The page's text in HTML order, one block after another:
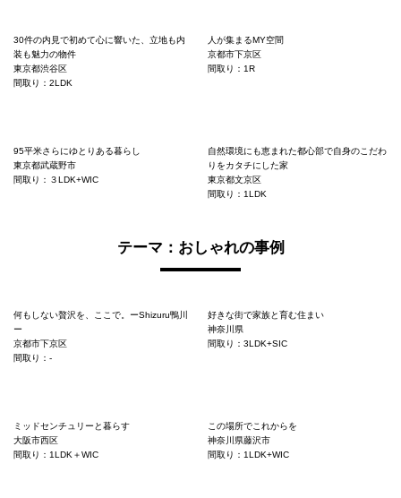
30件の内見で初めて心に響いた、立地も内
装も魅力の物件
東京都渋谷区
間取り：2LDK
人が集まるMY空間
京都市下京区
間取り：1R
95平米さらにゆとりある暮らし
東京都武蔵野市
間取り：３LDK+WIC
自然環境にも恵まれた都心部で自身のこだわ
りをカタチにした家
東京都文京区
間取り：1LDK
テーマ：おしゃれの事例
何もしない贅沢を、ここで。ーShizuru鴨川
ー
京都市下京区
間取り：-
好きな街で家族と育む住まい
神奈川県
間取り：3LDK+SIC
ミッドセンチュリーと暮らす
大阪市西区
間取り：1LDK＋WIC
この場所でこれからを
神奈川県藤沢市
間取り：1LDK+WIC